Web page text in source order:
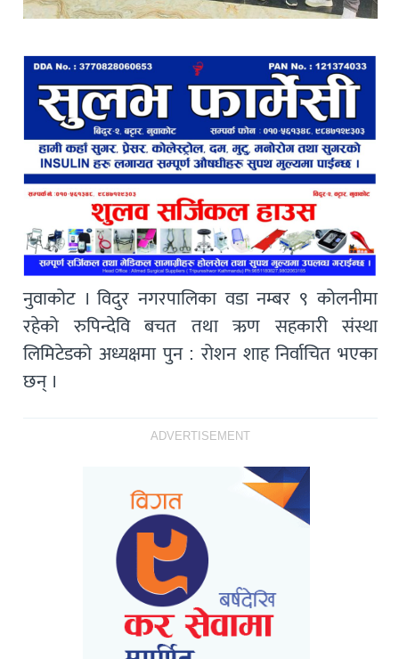
नुवाकोट । विदुर नगरपालिका वडा नम्बर ९ कोलनीमा
रहेको रुपिन्देवि बचत तथा ऋण सहकारी संस्था
लिमिटेडको अध्यक्षमा पुन : रोशन शाह निर्वाचित भएका
छन् ।
ADVERTISEMENT